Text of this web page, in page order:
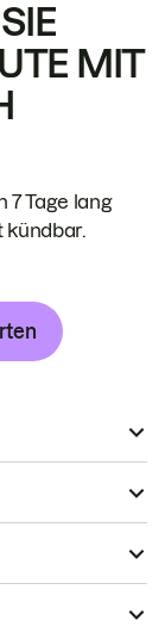
MIT
7 Tage lang
kündbar.